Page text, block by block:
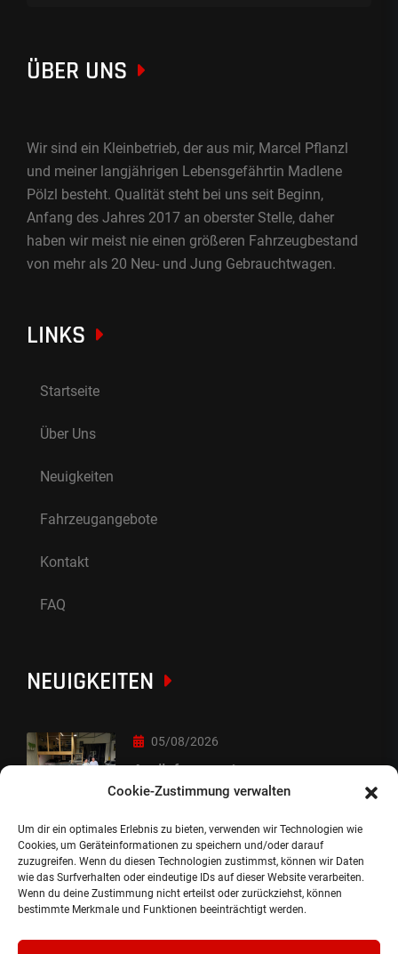
Cookie-Zustimmung verwalten
Um dir ein optimales Erlebnis zu bieten, verwenden wir Technologien wie
Cookies, um Geräteinformationen zu speichern und/oder darauf
zuzugreifen. Wenn du diesen Technologien zustimmst, können wir Daten
wie das Surfverhalten oder eindeutige IDs auf dieser Website verarbeiten.
Wenn du deine Zustimmung nicht erteilst oder zurückziehst, können
bestimmte Merkmale und Funktionen beeinträchtigt werden.
ÜBER UNS
Wir sind ein Kleinbetrieb, der aus mir, Marcel Pflanzl
und meiner langjährigen Lebensgefährtin Madlene
Pölzl besteht. Qualität steht bei uns seit Beginn,
Anfang des Jahres 2017 an oberster Stelle, daher
haben wir meist nie einen größeren Fahrzeugbestand
von mehr als 20 Neu- und Jung Gebrauchtwagen.
LINKS
Startseite
Über Uns
Neuigkeiten
Fahrzeugangebote
Kontakt
FAQ
NEUIGKEITEN
05/08/2026
Auslieferung :-)
05/08/2026
besondere Übergabe